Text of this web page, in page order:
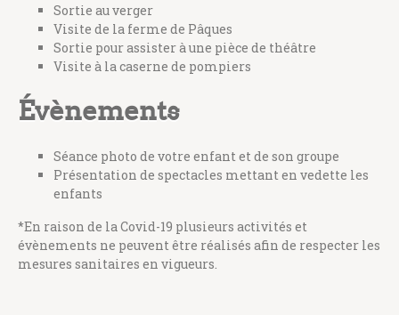
Sortie au verger
Visite de la ferme de Pâques
Sortie pour assister à une pièce de théâtre
Visite à la caserne de pompiers
Évènements
Séance photo de votre enfant et de son groupe
Présentation de spectacles mettant en vedette les
enfants
*En raison de la Covid-19 plusieurs activités et
évènements ne peuvent être réalisés afin de respecter les
mesures sanitaires en vigueurs.